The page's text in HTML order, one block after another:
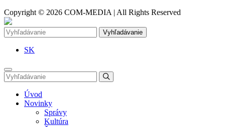
Copyright © 2026 COM-MEDIA | All Rights Reserved
Vyhľadávanie
SK
Úvod
Novinky
Správy
Kultúra